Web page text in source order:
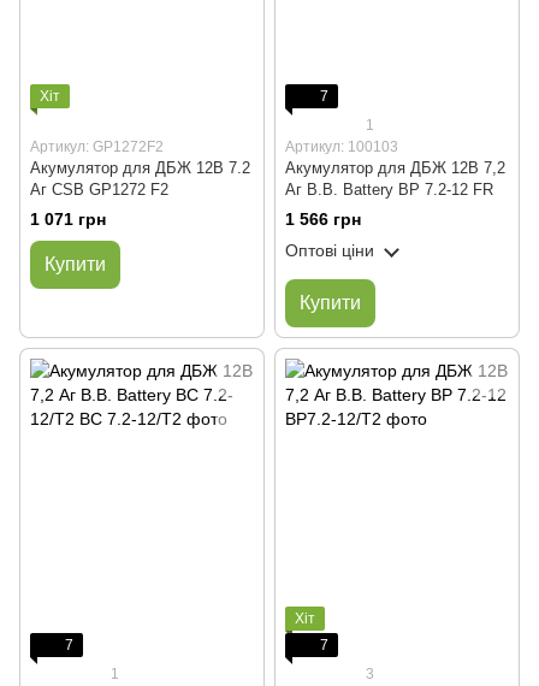
Хіт
Артикул: GP1272F2
Акумулятор для ДБЖ 12В 7.2
Аг CSB GP1272 F2
1 071 грн
Купити
7
1
Артикул: 100103
Акумулятор для ДБЖ 12В 7,2
Аг B.B. Battery BP 7.2-12 FR
1 566 грн
Оптові ціни
Купити
7
1
Хіт
7
3